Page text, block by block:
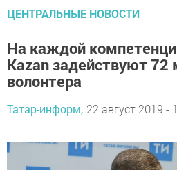
ЦЕНТРАЛЬНЫЕ НОВОСТИ
На каждой
Kazan задействуют 72
волонтера
Татар-информ, 22 август 2019 -